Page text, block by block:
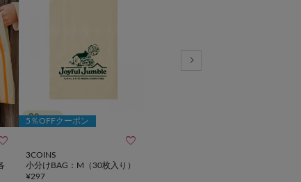
5％OFFクーポン

3COINS
小分けBAG：M（30枚入り）
¥297